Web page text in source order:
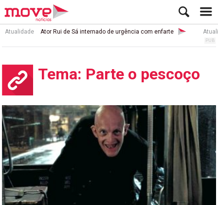
Atualidade Ator Rui de Sá internado de urgência com enfarte
Tema: Parte o pescoço